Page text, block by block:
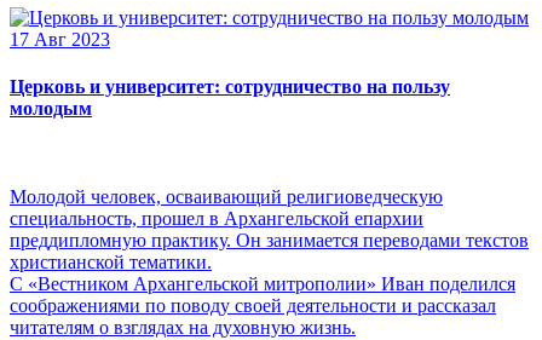
17 Авг 2023
Церковь и университет: сотрудничество на пользу
молодым
Молодой человек, осваивающий религиоведческую
специальность, прошел в Архангельской епархии
преддипломную практику. Он занимается переводами текстов
христианской тематики.
С «Вестником Архангельской митрополии» Иван поделился
соображениями по поводу своей деятельности и рассказал
читателям о взглядах на духовную жизнь.